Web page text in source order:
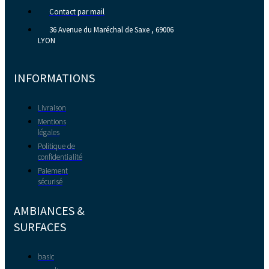
Contact par mail
36 Avenue du Maréchal de Saxe , 69006
LYON
INFORMATIONS
Livraison
Mentions
légales
Politique de
confidentialité
Paiement
sécurisé
AMBIANCES &
SURFACES
basic